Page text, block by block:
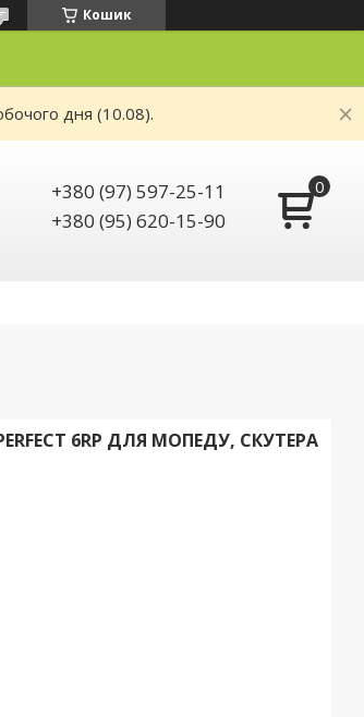
Кошик
дня (10.08).
+380 (97) 597-25-11
+380 (95) 620-15-90
6RP ДЛЯ МОПЕДУ, СКУТЕРА